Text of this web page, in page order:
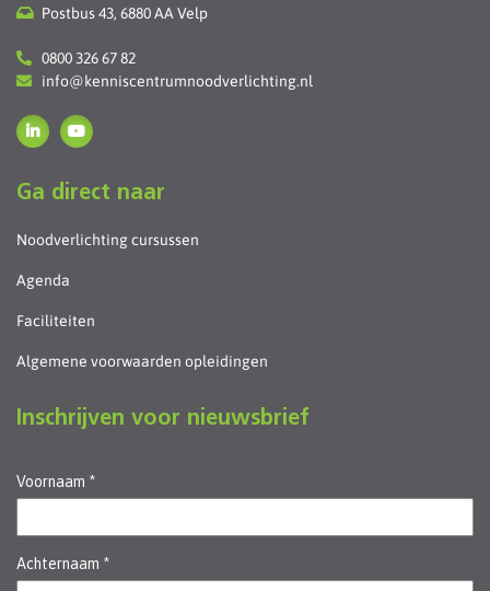
Postbus 43, 6880 AA Velp
0800 326 67 82
info@kenniscentrumnoodverlichting.nl
Ga direct naar
Noodverlichting cursussen
Agenda
Faciliteiten
Algemene voorwaarden opleidingen
Inschrijven voor nieuwsbrief